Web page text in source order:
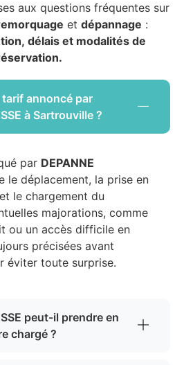
aux questions fréquentes sur
et dépannage :
délais et modalités de
annoncé par
à Sartrouville ?
par DEPANNE
le déplacement, la prise en
le chargement du
majorations, comme
ou un accès difficile en
précisées avant
éviter toute surprise.
peut-il prendre en
chargé ?